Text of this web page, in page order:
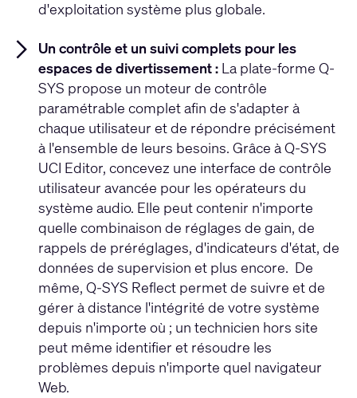
d'exploitation système plus globale.
Un contrôle et un suivi complets pour les
espaces de divertissement : La plate-forme Q-
SYS propose un moteur de contrôle
paramétrable complet afin de s'adapter à
chaque utilisateur et de répondre précisément
à l'ensemble de leurs besoins. Grâce à Q-SYS
UCI Editor, concevez une interface de contrôle
utilisateur avancée pour les opérateurs du
système audio. Elle peut contenir n'importe
quelle combinaison de réglages de gain, de
rappels de préréglages, d'indicateurs d'état, de
données de supervision et plus encore. De
même, Q-SYS Reflect permet de suivre et de
gérer à distance l'intégrité de votre système
depuis n'importe où ; un technicien hors site
peut même identifier et résoudre les
problèmes depuis n'importe quel navigateur
Web.